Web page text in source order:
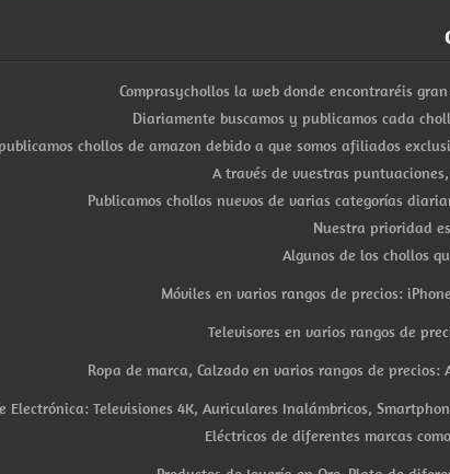
Comprasychollos la web donde encontraréis
Diariamente buscamos y publicamos cada
chollos de amazon debido a que somos afiliados
A través de vuestras
Publicamos chollos nuevos de varias categorías
Nuestra prioridad
Algunos de los chollos
Móviles en varios rangos de precios:
Televisores en varios rangos de
Ropa de marca, Calzado en varios rangos de
Electrónica: Televisiones 4K, Auriculares Inalámbricos,
Eléctricos de diferentes marcas